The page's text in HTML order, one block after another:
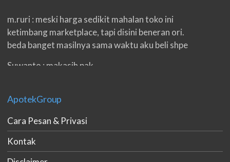
m.ruri : meski harga sedikit mahalan toko ini
ketimbang marketplace, tapi disini beneran ori.
beda banget masilnya sama waktu aku beli shpe
Suwanto : makasih pak.
double. beneran sama sekali tidak ada nama
eko padang : ko brang udh sampek, kan bru 2 hri
gan. cpet bgt
ApotekGroup
Cara Pesan & Privasi
Kontak